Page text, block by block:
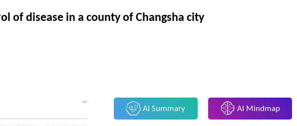
of disease in a county of Changsha city
AI Summary AI Mindmap